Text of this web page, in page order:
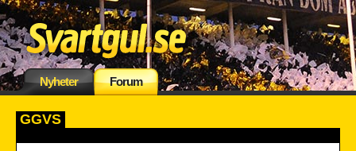
Nyheter Forum
GGVS